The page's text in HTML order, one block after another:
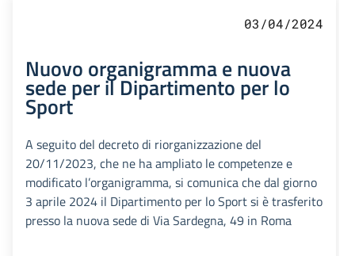
03/04/2024
Nuovo organigramma e nuova
sede per il Dipartimento per lo
Sport
A seguito del decreto di riorganizzazione del
20/11/2023, che ne ha ampliato le competenze e
modificato l’organigramma, si comunica che dal giorno
3 aprile 2024 il Dipartimento per lo Sport si è trasferito
presso la nuova sede di Via Sardegna, 49 in Roma